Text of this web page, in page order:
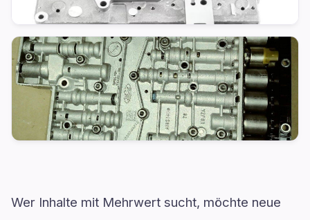
Wer Inhalte mit Mehrwert sucht, möchte neue